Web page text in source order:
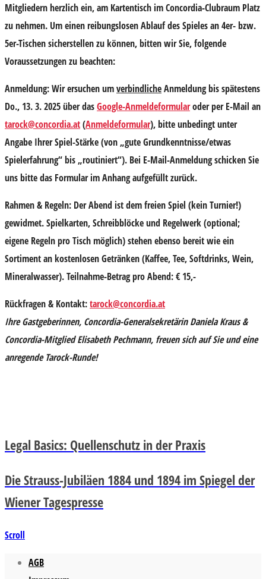
Mitgliedern herzlich ein, am Kartentisch im Concordia-Clubraum Platz
zu nehmen. Um einen reibungslosen Ablauf des Spieles an 4er- bzw.
5er-Tischen sicherstellen zu können, bitten wir Sie, folgende
Voraussetzungen zu beachten:
Anmeldung:Wir ersuchen umverbindlicheAnmeldung bis spätestens
Do., 13. 3. 2025 über dasGoogle-Anmeldeformularoder per E-Mail an
tarock@concordia.at(Anmeldeformular), bitte unbedingt unter
Angabe Ihrer Spiel-Stärke (von „gute Grundkenntnisse/etwas
Spielerfahrung“ bis „routiniert“). Bei E-Mail-Anmeldung schicken Sie
uns bitte das Formular im Anhang aufgefüllt zurück.
Rahmen & Regeln: Der Abend ist dem freien Spiel (kein Turnier!)
gewidmet. Spielkarten, Schreibblöcke und Regelwerk (optional;
eigene Regeln pro Tisch möglich) stehen ebenso bereit wie ein
Sortiment an kostenlosen Getränken (Kaffee, Tee, Softdrinks, Wein,
Mineralwasser). Teilnahme-Betrag pro Abend: € 15,-
Rückfragen & Kontakt:tarock@concordia.at
Ihre Gastgeberinnen, Concordia-Generalsekretärin Daniela Kraus &
Concordia-Mitglied Elisabeth Pechmann, freuen sich auf Sie und eine
anregende Tarock-Runde!
Legal Basics: Quellenschutz in der Praxis
Die Strauss-Jubiläen 1884 und 1894 im Spiegel der
Wiener Tagespresse
Scroll
AGB